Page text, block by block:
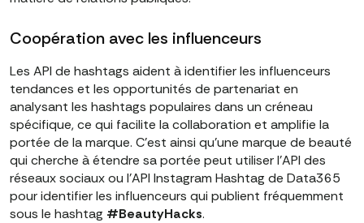
Coopération avec les influenceurs
Les API de hashtags aident à identifier les influenceurs
tendances et les opportunités de partenariat en
analysant les hashtags populaires dans un créneau
spécifique, ce qui facilite la collaboration et amplifie la
portée de la marque. C'est ainsi qu'une marque de beauté
qui cherche à étendre sa portée peut utiliser l'API des
réseaux sociaux ou l'API Instagram Hashtag de Data365
pour identifier les influenceurs qui publient fréquemment
sous le hashtag #BeautyHacks.